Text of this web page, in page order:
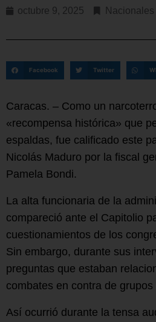
octubre 9, 2025 Nacionales
Facebook Twitter
Caracas. – Como un
«recompensa histórica» que
espaldas, fue calificado este
Nicolás Maduro por la fiscal
Pamela Bondi.
La alta funcionaria de la
compareció ante el Capitolio
cuestionamientos de los
Sin embargo, durante sus
preguntas que estaban
combates en contra de
Así ocurrió durante la tensa